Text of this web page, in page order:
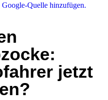
Quelle hinzufügen.
jetzt